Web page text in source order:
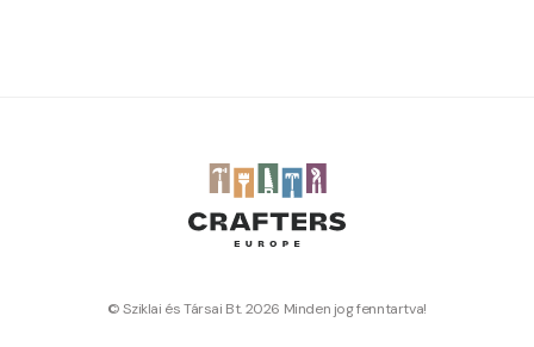
© Sziklai és Társai Bt. 2026 Minden jog fenntartva!